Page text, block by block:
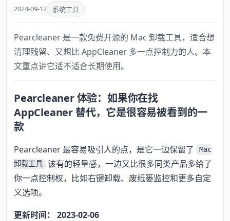
2024-09-12 系统工具
Pearcleaner 是一款免费开源的 Mac 卸载工具，适合想
清理残留、又想比 AppCleaner 多一点控制力的人。本
文重点讲它适不适合长期使用。
Pearcleaner 体验：如果你在找
AppCleaner 替代，它是很容易被看到的一
款
Pearcleaner 最容易吸引人的点，是它一边保留了
Mac
卸载工具
该有的轻量感，一边又比很多同类产品多给了
你一点控制权，比如右键卸载、废纸篓监控和更多自定
义选项。
更新时间： 2023-02-06